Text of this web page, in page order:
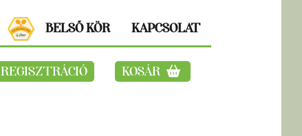
BELSŐ KÖR KAPCSOLAT
REGISZTRÁCIÓ KOSÁR